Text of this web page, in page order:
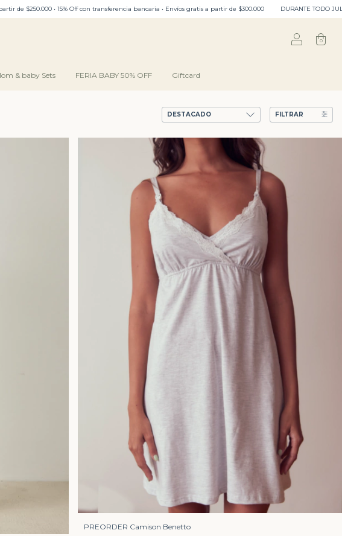
• Envíos gratis a partir de $300.000 DURANTE TODO JULIO: ENVIO GRATIS EN CABA﹒3 cuotas sin
0
& baby Sets FERIA BABY 50% OFF Giftcard
FILTRAR
PREORDER Camison Benetto